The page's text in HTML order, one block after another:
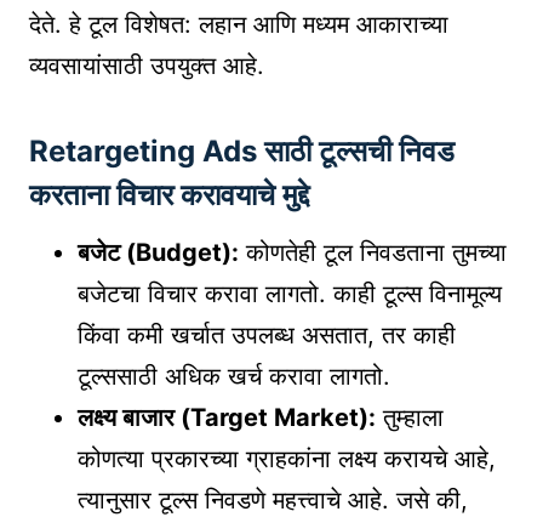
देते. हे टूल विशेषत: लहान आणि मध्यम आकाराच्या
व्यवसायांसाठी उपयुक्त आहे.
Retargeting Ads साठी टूल्सची निवड
करताना विचार करावयाचे मुद्दे
बजेट (Budget): कोणतेही टूल निवडताना तुमच्या
बजेटचा विचार करावा लागतो. काही टूल्स विनामूल्य
किंवा कमी खर्चात उपलब्ध असतात, तर काही
टूल्ससाठी अधिक खर्च करावा लागतो.
लक्ष्य बाजार (Target Market): तुम्हाला
कोणत्या प्रकारच्या ग्राहकांना लक्ष्य करायचे आहे,
त्यानुसार टूल्स निवडणे महत्त्वाचे आहे. जसे की,